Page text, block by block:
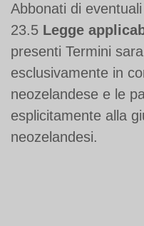
Abbonati di
23.5 Legge
presenti Termini
esclusivamente in
neozelandese e le
esplicitamente alla
neozelandesi.